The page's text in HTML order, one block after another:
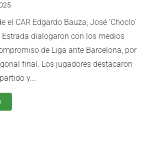
el CAR Edgardo Bauza, José ‘Choclo’
dialogaron con los medios
de Liga ante Barcelona, por
final. Los jugadores destacaron
y...